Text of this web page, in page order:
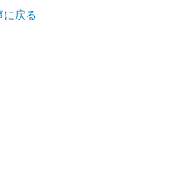
に戻る